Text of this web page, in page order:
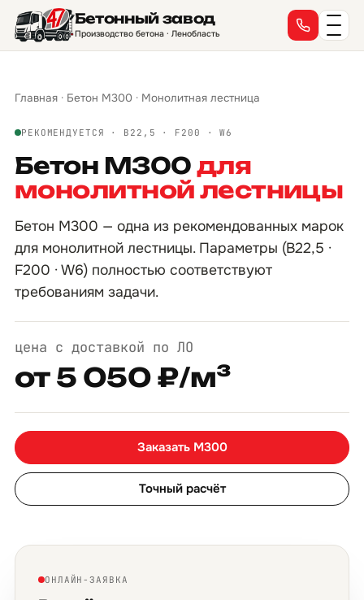
Бетонный завод
Производство бетона · Ленобласть
Главная · Бетон М300 · Монолитная лестница
РЕКОМЕНДУЕТСЯ · B22,5 · F200 · W6
Бетон М300 для
монолитной лестницы
Бетон М300 — одна из рекомендованных марок
для монолитной лестницы. Параметры (B22,5 ·
F200 · W6) полностью соответствуют
требованиям задачи.
цена с доставкой по ЛО
от 5 050 ₽/м³
Заказать М300
Точный расчёт
ОНЛАЙН-ЗАЯВКА